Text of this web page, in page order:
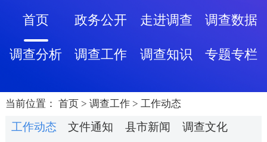
首页 政务公开 走进调查 调查数据
调查分析 调查工作 调查知识 专题专栏
当前位置： 首页 > 调查工作 > 工作动态
工作动态 文件通知 县市新闻
调查文化